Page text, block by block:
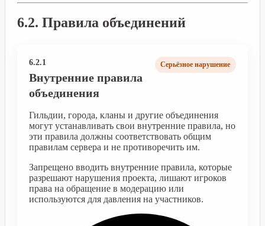
6.2. Правила объединений
6.2.1
Внутренние правила
объединения
Серьёзное нарушение
Гильдии, города, кланы и другие объединения
могут устанавливать свои внутренние правила, но
эти правила должны соответствовать общим
правилам сервера и не противоречить им.
Запрещено вводить внутренние правила, которые
разрешают нарушения проекта, лишают игроков
права на обращение в модерацию или
используются для давления на участников.